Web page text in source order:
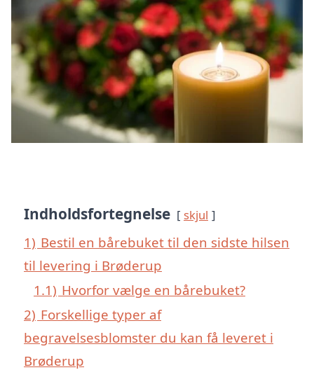
Indholdsfortegnelse skjul
1) Bestil en bårebuket til den sidste hilsen
til levering i Brøderup
1.1) Hvorfor vælge en bårebuket?
2) Forskellige typer af
begravelsesblomster du kan få leveret i
Brøderup